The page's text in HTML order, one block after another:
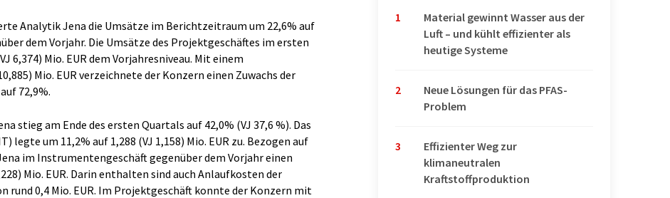
Analytik Jena die Umsätze im Berichtzeitraum um 22,6% auf
dem Vorjahr. Die Umsätze des Projektgeschäftes im ersten
6,374) Mio. EUR dem Vorjahresniveau. Mit einem
Mio. EUR verzeichnete der Konzern einen Zuwachs der
72,9%.
stieg am Ende des ersten Quartals auf 42,0% (VJ 37,6 %). Das
legte um 11,2% auf 1,288 (VJ 1,158) Mio. EUR zu. Bezogen auf
im Instrumentengeschäft gegenüber dem Vorjahr einen
Mio. EUR. Darin enthalten sind auch Anlaufkosten der
rund 0,4 Mio. EUR. Im Projektgeschäft konnte der Konzern mit
1
Material gewinnt Wasser aus der
Luft – und kühlt effizienter als
heutige Systeme
2
Neue Lösungen für das PFAS-
Problem
3
Effizienter Weg zur
klimaneutralen
Kraftstoffproduktion